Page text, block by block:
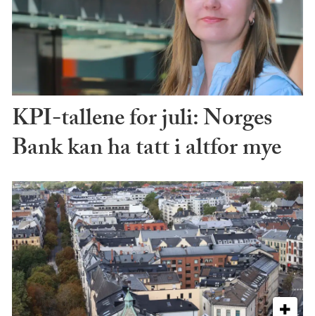
KPI-tallene for juli: Norges
Bank kan ha tatt i altfor mye